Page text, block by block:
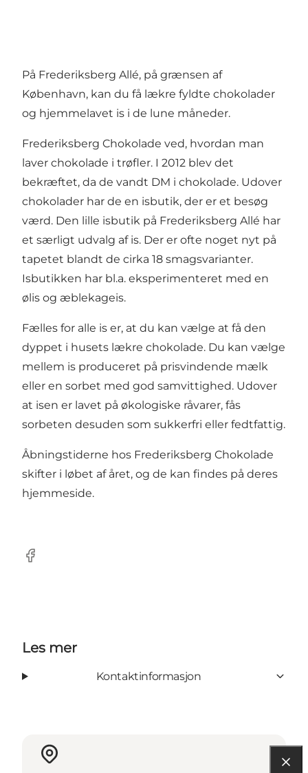
På Frederiksberg Allé, på grænsen af
København, kan du få lækre fyldte chokolader
og hjemmelavet is i de lune måneder.
Frederiksberg Chokolade ved, hvordan man
laver chokolade i trøfler. I 2012 blev det
bekræftet, da de vandt DM i chokolade. Udover
chokolader har de en isbutik, der er et besøg
værd. Den lille isbutik på Frederiksberg Allé har
et særligt udvalg af is. Der er ofte noget nyt på
tapetet blandt de cirka 18 smagsvarianter.
Isbutikken har bl.a. eksperimenteret med en
ølis og æblekageis.
Fælles for alle is er, at du kan vælge at få den
dyppet i husets lækre chokolade. Du kan vælge
mellem is produceret på prisvindende mælk
eller en sorbet med god samvittighed. Udover
at isen er lavet på økologiske råvarer, fås
sorbeten desuden som sukkerfri eller fedtfattig.
Åbningstiderne hos Frederiksberg Chokolade
skifter i løbet af året, og de kan findes på deres
hjemmeside.
Facebook
Les mer
Kontaktinformasjon